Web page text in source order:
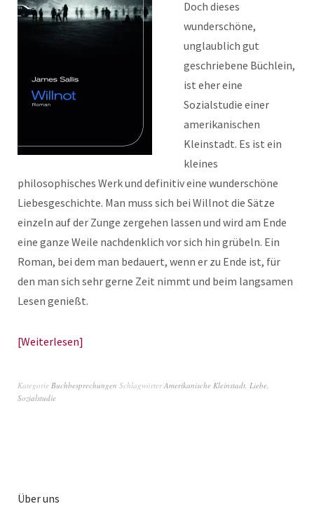
Doch dieses
wunderschöne,
unglaublich gut
geschriebene Büchlein,
ist eher eine
Sozialstudie einer
amerikanischen
Kleinstadt. Es ist ein
kleines
philosophisches Werk und definitiv eine wunderschöne
Liebesgeschichte. Man muss sich bei Willnot die Sätze
einzeln auf der Zunge zergehen lassen und wird am Ende
eine ganze Weile nachdenklich vor sich hin grübeln. Ein
Roman, bei dem man bedauert, wenn er zu Ende ist, für
den man sich sehr gerne Zeit nimmt und beim langsamen
Lesen genießt.
Weiterlesen
Kategorie Buchbesprechungen SchlagwörterAmerikanische Kleinstadt, Liebe,
Sozialstudie
Über uns